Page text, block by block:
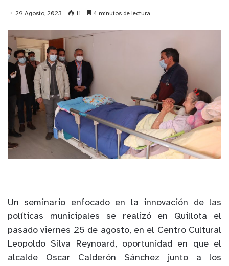
29 Agosto, 2023 11 4 minutos de lectura
Un seminario enfocado en la innovación de las
políticas municipales se realizó en Quillota el
pasado viernes 25 de agosto, en el Centro Cultural
Leopoldo Silva Reynoard, oportunidad en que el
alcalde Oscar Calderón Sánchez junto a los